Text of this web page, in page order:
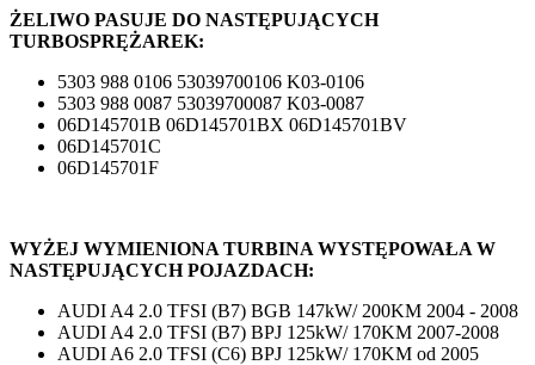
ŻELIWO PASUJE DO NASTĘPUJĄCYCH
TURBOSPRĘŻAREK:
5303 988 0106 53039700106 K03-0106
5303 988 0087 53039700087 K03-0087
06D145701B 06D145701BX 06D145701BV
06D145701C
06D145701F
WYŻEJ WYMIENIONA TURBINA WYSTĘPOWAŁA W
NASTĘPUJĄCYCH POJAZDACH:
AUDI A4 2.0 TFSI (B7) BGB 147kW/ 200KM 2004 - 2008
AUDI A4 2.0 TFSI (B7) BPJ 125kW/ 170KM 2007-2008
AUDI A6 2.0 TFSI (C6) BPJ 125kW/ 170KM od 2005